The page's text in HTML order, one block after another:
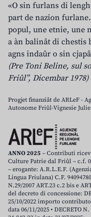
«O sin furlans di
part de nazion
popul, une etnie, une
a àn balinât di chestis
agns indaûr o sin
(Pre Toni Beline, sul
Friûl”, Dicembar 1978)
Progjet finanziât de ARLeF -
Autonome Friûl-Vignesie Julie
ANNO 2025 – Contributi
Culture Patrie dal Friûl – c.f.
– erogante: A.R.L.E.F.
Lingua Friulana) C.F.
N.29/2007 ART.23 c.2 bis e
del decreto di concessione:
25/10/2022 importo
data 06/11/2025 • DECRETO